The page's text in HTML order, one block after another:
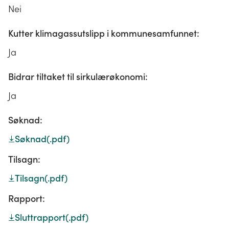
Nei
Kutter klimagassutslipp i kommunesamfunnet:
Ja
Bidrar tiltaket til sirkulærøkonomi:
Ja
Søknad:
Søknad(.pdf)
Tilsagn:
Tilsagn(.pdf)
Rapport:
Sluttrapport(.pdf)